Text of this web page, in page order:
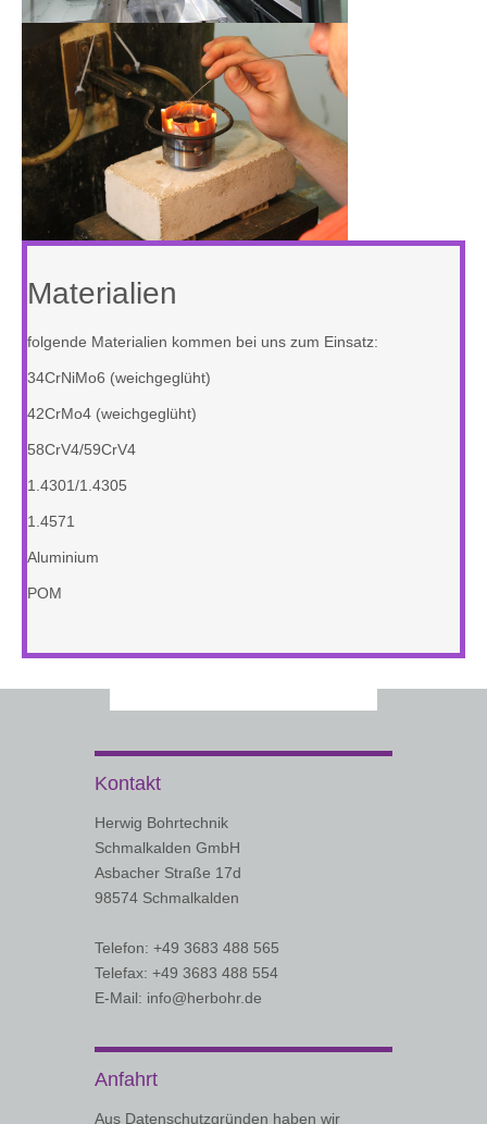
Materialien
folgende Materialien kommen bei uns zum Einsatz:
34CrNiMo6 (weichgeglüht)
42CrMo4 (weichgeglüht)
58CrV4/59CrV4
1.4301/1.4305
1.4571
Aluminium
POM
Kontakt
Herwig Bohrtechnik
Schmalkalden GmbH
Asbacher Straße 17d
98574 Schmalkalden
Telefon: +49 3683 488 565
Telefax: +49 3683 488 554
E-Mail: info@herbohr.de
Anfahrt
Aus Datenschutzgründen haben wir